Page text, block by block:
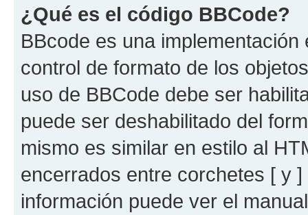
¿Qué es el código BBCode?
BBcode es una
control de formato de los
uso de BBCode debe ser
puede ser deshabilitado del
mismo es similar en estilo al
encerrados entre corchetes [ y
información puede ver el